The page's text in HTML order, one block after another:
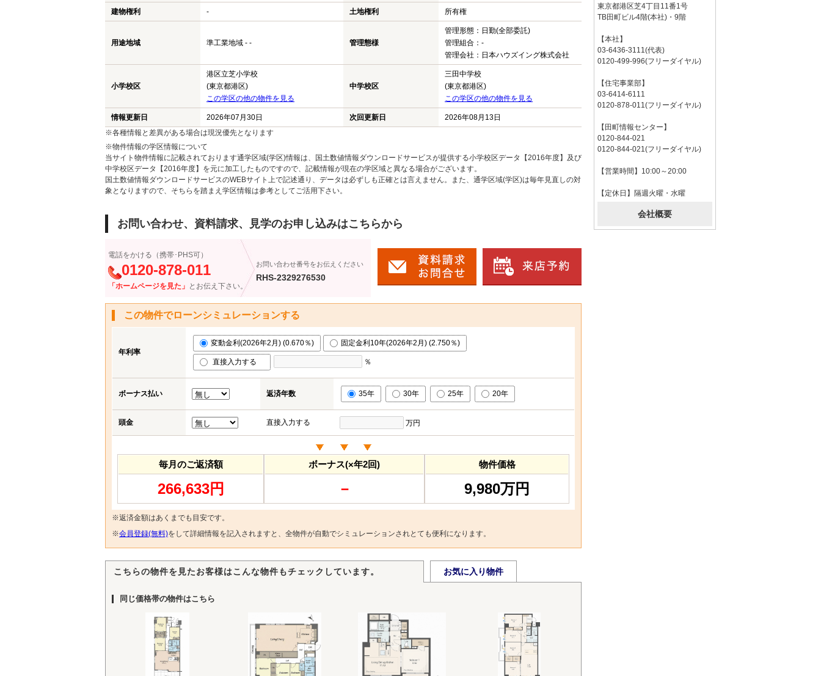
建物権利 - 土地権利 所有権
用途地域 準工業地域 - - 管理態様
管理形態：日勤(全部委託)
管理組合：-
管理会社：日本ハウズイング株式会社
小学校区
港区立芝小学校
(東京都港区)
この学区の他の物件を見る
中学校区
三田中学校
(東京都港区)
この学区の他の物件を見る
情報更新日 2026年07月30日 次回更新日
2026年08月13日
※各種情報と差異がある場合は現況優先となります
※物件情報の学区情報について
当サイト物件情報に記載されております通学区域(学区)情報は、国土数値情報ダウンロードサービスが提供する小学校区データ【2016年度】及び
中学校区データ【2016年度】を元に加工したものですので、記載情報が現在の学区域と異なる場合がございます。
国土数値情報ダウンロードサービスのWEBサイト上で記述通り、データは必ずしも正確とは言えません。また、通学区域(学区)は毎年見直しの対
象となりますので、そちらを踏まえ学区情報は参考としてご活用下さい。
お問い合わせ、資料請求、見学のお申し込みはこちらから
電話をかける（携帯･PHS可）
0120-878-011
「ホームページを見た」 とお伝え下さい。
お問い合わせ番号をお伝えください
RHS-2329276530
この物件でローンシミュレーションする
年利率
変動金利(2026年2月) (0.670％) 固定金利10年(2026年2月) (2.750％)
直接入力する ％
ボーナス払い 返済年数 35年 30年 25年 20年
頭金 直接入力する 万円
毎月のご返済額
266,633円
ボーナス(×年2回)
－
物件価格
9,980万円
※返済金額はあくまでも目安です。
※会員登録(無料)をして詳細情報を記入されますと、全物件が自動でシミュレーションされとても便利になります。
こちらの物件を見たお客様はこんな物件もチェックしています。 お気に入り物件
同じ価格帯の物件はこちら
東京都港区芝4丁目11番1号
TB田町ビル4階(本社)・9階
【本社】
03-6436-3111(代表)
0120-499-996(フリーダイヤル)
【住宅事業部】
03-6414-6111
0120-878-011(フリーダイヤル)
【田町情報センター】
0120-844-021
0120-844-021(フリーダイヤル)
【営業時間】10:00～20:00
【定休日】隔週火曜・水曜
会社概要